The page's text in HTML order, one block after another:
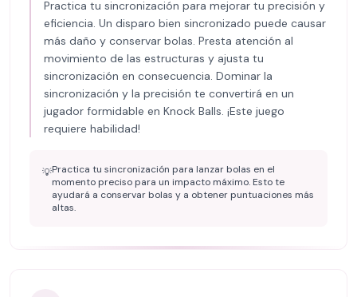
Practica tu sincronización para mejorar tu precisión y
eficiencia. Un disparo bien sincronizado puede causar
más daño y conservar bolas. Presta atención al
movimiento de las estructuras y ajusta tu
sincronización en consecuencia. Dominar la
sincronización y la precisión te convertirá en un
jugador formidable en Knock Balls. ¡Este juego
requiere habilidad!
💡Practica tu sincronización para lanzar bolas en el
momento preciso para un impacto máximo. Esto te
ayudará a conservar bolas y a obtener puntuaciones más
altas.